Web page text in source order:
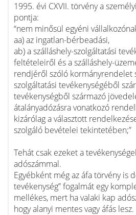
1995. évi CXVII. törvény a
pontja:
“nem minősül egyéni
aa) az ingatlan-bérbeadási,
ab) a szálláshely-szolgáltatási
feltételeiről és a szálláshely-
rendjéről szóló kormányrendelet
szolgáltatási tevékenységéből
tevékenységből származó
átalányadózásra vonatkozó
kizárólag a választott
szolgáló bevételei tekintetében;”
Tehát csak ezeket a
adószámmal.
Egyébként még az áfa törvény is
tevékenység” fogalmát egy
mellékes, mert ha valaki kap
hogy alanyi mentes vagy áfás lesz.